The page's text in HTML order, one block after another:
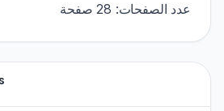
عدد الصفحات: 28 صفحة